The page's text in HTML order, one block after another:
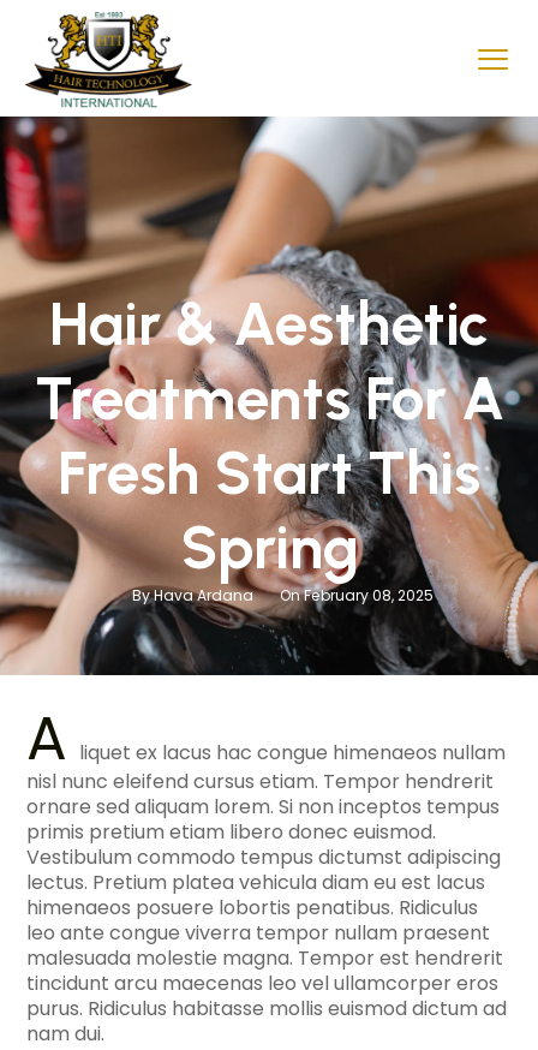
Hair & Aesthetic
Treatments For A
Fresh Start This
Spring
By Hava Ardana On February 08, 2025
A liquet ex lacus hac congue himenaeos nullam
nisl nunc eleifend cursus etiam. Tempor hendrerit
ornare sed aliquam lorem. Si non inceptos tempus
primis pretium etiam libero donec euismod.
Vestibulum commodo tempus dictumst adipiscing
lectus. Pretium platea vehicula diam eu est lacus
himenaeos posuere lobortis penatibus. Ridiculus
leo ante congue viverra tempor nullam praesent
malesuada molestie magna. Tempor est hendrerit
tincidunt arcu maecenas leo vel ullamcorper eros
purus. Ridiculus habitasse mollis euismod dictum ad
nam dui.